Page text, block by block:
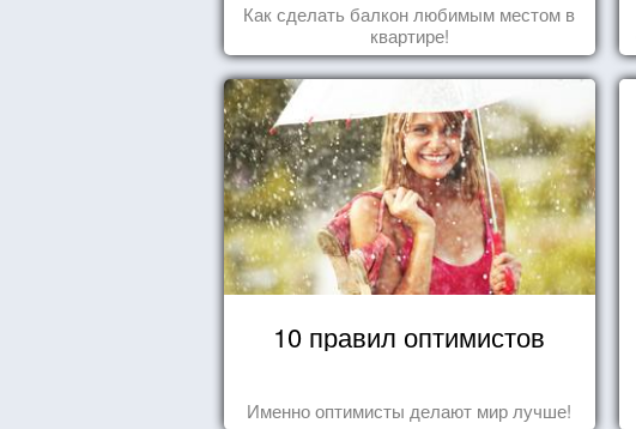
Как сделать балкон любимым местом в
квартире!
10 правил оптимистов
Именно оптимисты делают мир лучше!